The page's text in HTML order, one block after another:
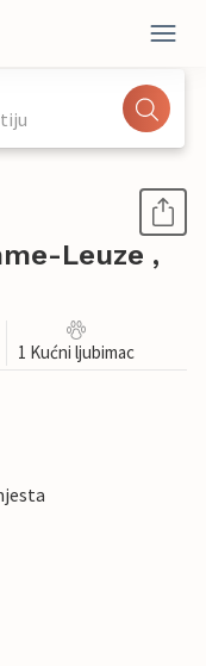
Leuze ,
1 Kućni ljubimac